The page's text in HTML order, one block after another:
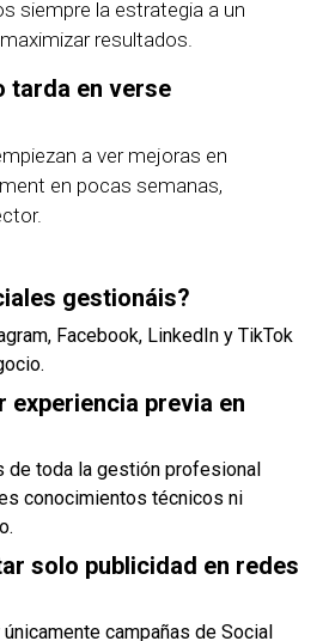
siempre la estrategia a un
resultados.
tarda en verse
a ver mejoras en
en pocas semanas,
gestionáis?
Facebook, LinkedIn y TikTok
experiencia previa en
de toda la gestión profesional
conocimientos técnicos ni
solo publicidad en redes
campañas de Social